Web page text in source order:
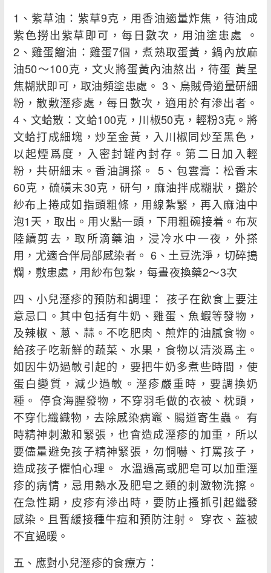
1、紫草油：紫草9克，用香油適量炸焦，待油成
紫色撈出紫草即可，每日數次，用油塗患處 。
2、雞蛋餾油：雞蛋7個，煮熟取蛋黃，鍋內放麻
油50～100克，文火將蛋黃內油熬出，待蛋 黃呈
焦糊狀即可，取油頻塗患處。 3、烏賊骨適量研細
粉，散敷溼疹處，每日數次，適用於有滲出者。
4、文蛤散：文蛤100克，川椒50克，輕粉3克。將
文蛤打成細塊，炒至金黃，入川椒同炒至黑色，
以起煙爲度，入密封罐內封存。第二日加入輕
粉，共研細末。香油調搽。 5、包雲膏：松香末
60克，硫磺末30克，研勻，麻油拌成糊狀，攤於
紗布上捲成如指頭粗條，用線紮緊，再入麻油中
泡1天，取出。用火點一頭，下用粗碗接着。布灰
陸續剪去，取所滴藥油，浸冷水中一夜，外搽
用，尤適合伴局部感染者。 6、土豆洗淨，切碎搗
爛，敷患處，用紗布包紮，每晝夜換藥2～3次
四、小兒溼疹的預防和調理： 孩子在飲食上要注
意忌口。其中包括有牛奶、雞蛋、魚蝦等發物，
及辣椒、蔥、蒜。不吃肥肉、煎炸的油膩食物。
給孩子吃新鮮的蔬菜、水果，食物以清淡爲主。
如因牛奶過敏引起的，要把牛奶多煮些時間，使
蛋白變質，減少過敏。溼疹嚴重時，要調換奶
種。 停食海腥發物，不穿羽毛做的衣被、枕頭，
不穿化纖織物，去除感染病竈、腸道寄生蟲。 有
時精神刺激和緊張，也會造成溼疹的加重，所以
要儘量避免孩子精神緊張，勿恫嚇、打罵孩子，
造成孩子懼怕心理。 水溫過高或肥皂可以加重溼
疹的病情，忌用熱水及肥皂之類的刺激物洗擦。
在急性期，皮疹有滲出時，要防止搔抓引起繼發
感染。且暫緩接種牛痘和預防注射。 穿衣、蓋被
不宜過暖。
五、應對小兒溼疹的食療方：